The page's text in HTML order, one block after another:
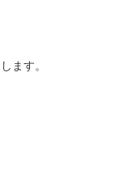
ます。